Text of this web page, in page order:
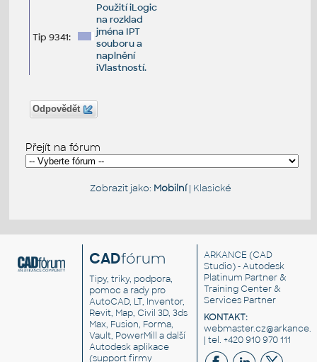
Tip 9341:
Použití iLogic
na rozklad
jména IPT
souboru a
naplnění
iVlastností.
Odpovědět
Přejít na fórum
Zobrazit jako: Mobilní| Klasické
CADfórum
Tipy, triky, podpora,
pomoc a rady pro
AutoCAD, LT, Inventor,
Revit, Map, Civil 3D, 3ds
Max, Fusion, Forma,
Vault, PowerMill a další
Autodesk aplikace
(support firmy
ARKANCE (CAD
Studio) - Autodesk
Platinum Partner &
Training Center &
Services Partner
KONTAKT:
| tel. +420 910 970 111